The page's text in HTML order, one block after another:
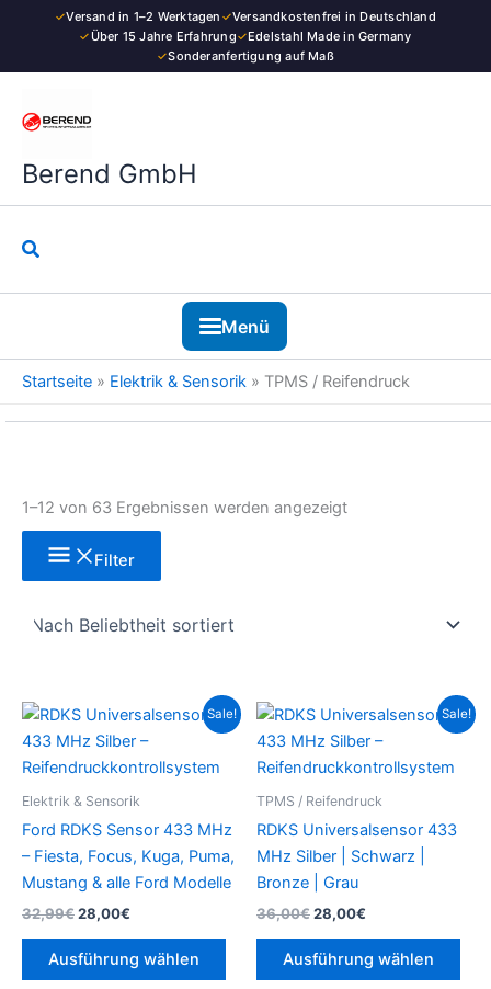
✓Versand in 1–2 Werktagen ✓Versandkostenfrei in Deutschland
✓Über 15 Jahre Erfahrung✓Edelstahl Made in Germany
✓Sonderanfertigung auf Maß
Berend GmbH
Suchen
Menü
Startseite » Elektrik & Sensorik » TPMS / Reifendruck
1–12 von 63 Ergebnissen werden angezeigt
Nach
Filter
Sale!
Elektrik & Sensorik
Ford RDKS Sensor 433 MHz
– Fiesta, Focus, Kuga, Puma,
Mustang & alle Ford Modelle
32,99€
Ursprünglicher
Preis
war:
32,99€
28,00€
Aktueller
Preis
ist:
28,00€.
Ausführung wählen
Dieses
Produkt
weist
mehrere
Die
können
der
Sale!
TPMS / Reifendruck
RDKS Universalsensor 433
MHz Silber | Schwarz |
Bronze | Grau
36,00€
Ursprünglicher
Preis
war:
36,00€
28,00€
Aktueller
Preis
ist:
28,00€.
Ausführung wählen
der
Kategorie